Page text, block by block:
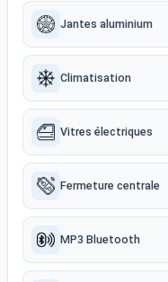
Jantes aluminium
Climatisation
Vitres électriques
Fermeture centrale
MP3 Bluetooth